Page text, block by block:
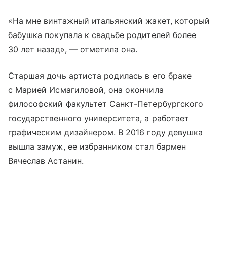
«На мне винтажный итальянский жакет, который
бабушка покупала к свадьбе родителей более
30 лет назад», — отметила она.
Старшая дочь артиста родилась в его браке
с Марией Исмагиловой, она окончила
философский факультет Санкт-Петербургского
государственного университета, а работает
графическим дизайнером. В 2016 году девушка
вышла замуж, ее избранником стал бармен
Вячеслав Астанин.